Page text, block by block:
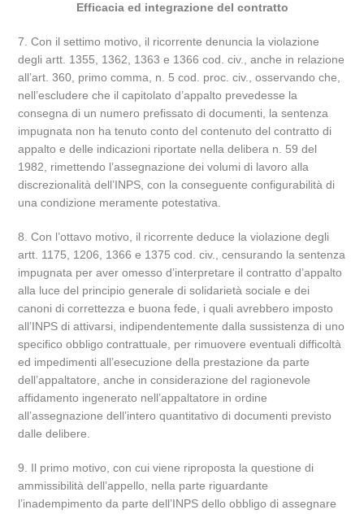
Efficacia ed integrazione del contratto
7. Con il settimo motivo, il ricorrente denuncia la violazione
degli artt. 1355, 1362, 1363 e 1366 cod. civ., anche in relazione
all’art. 360, primo comma, n. 5 cod. proc. civ., osservando che,
nell’escludere che il capitolato d’appalto prevedesse la
consegna di un numero prefissato di documenti, la sentenza
impugnata non ha tenuto conto del contenuto del contratto di
appalto e delle indicazioni riportate nella delibera n. 59 del
1982, rimettendo l’assegnazione dei volumi di lavoro alla
discrezionalità dell’INPS, con la conseguente configurabilità di
una condizione meramente potestativa.
8. Con l’ottavo motivo, il ricorrente deduce la violazione degli
artt. 1175, 1206, 1366 e 1375 cod. civ., censurando la sentenza
impugnata per aver omesso d’interpretare il contratto d’appalto
alla luce del principio generale di solidarietà sociale e dei
canoni di correttezza e buona fede, i quali avrebbero imposto
all’INPS di attivarsi, indipendentemente dalla sussistenza di uno
specifico obbligo contrattuale, per rimuovere eventuali difficoltà
ed impedimenti all’esecuzione della prestazione da parte
dell’appaltatore, anche in considerazione del ragionevole
affidamento ingenerato nell’appaltatore in ordine
all’assegnazione dell’intero quantitativo di documenti previsto
dalle delibere.
9. Il primo motivo, con cui viene riproposta la questione di
ammissibilità dell’appello, nella parte riguardante
l’inadempimento da parte dell’INPS dello obbligo di assegnare